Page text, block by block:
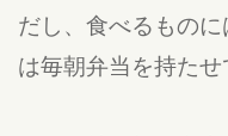
だし、食べるもの
は毎朝弁当を持たせ